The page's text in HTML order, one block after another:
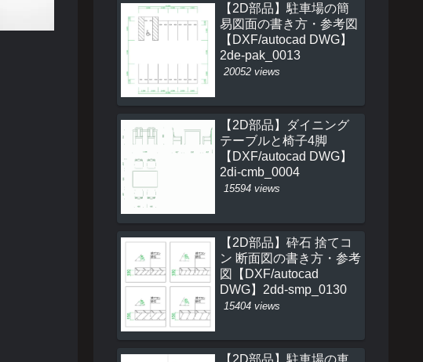
【2D部品】駐車場の簡
易図面の書き方・参考図
【DXF/autocad DWG】
2de-pak_0013
20052 views
【2D部品】ダイニング
テーブルと椅子4脚
【DXF/autocad DWG】
2di-cmb_0004
15594 views
【2D部品】砕石 捨てコ
ン 断面図の書き方・参考
図【DXF/autocad
DWG】2dd-smp_0130
15404 views
【2D部品】駐車場の車